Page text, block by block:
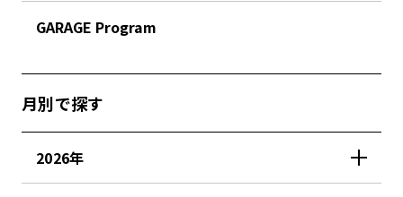
GARAGE Program
月別で探す
2026年